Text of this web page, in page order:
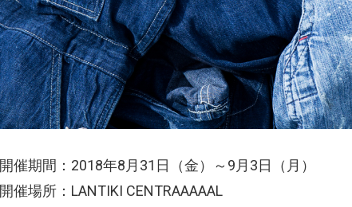
開催期間：2018年8月31日（金）～9月3日（月）
開催場所：LANTIKI CENTRAAAAAL